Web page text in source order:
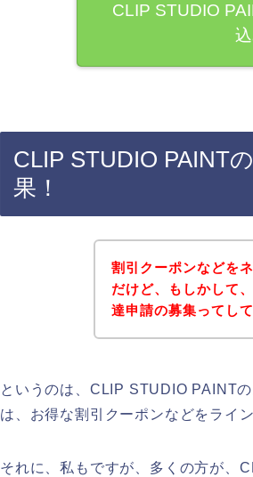
CLIP STUDIO
CLIP STUDIO PAINT
果！
割引クーポンなどを
だけど、もしかして
達申請の募集ってし
というのは、CLIP STUDIO PAINT
は、お得な割引クーポンなどをライ
それに、私もですが、多くの方が、